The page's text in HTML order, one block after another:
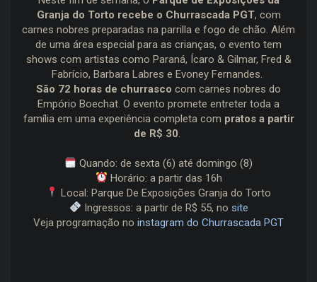
Granja do Torto recebe o Churrascada PGT, com
carnes nobres preparadas na parrilla e fogo de chão. Além
de uma área especial para as crianças, o evento tem
shows com artistas como Paraná, Ícaro & Gilmar, Fred &
Fabrício, Barbara Labres e Evoney Fernandes.
São 72 horas de churrasco com carnes nobres do
Empório Boechat. O evento promete entreter toda a
família em uma experiência completa com pratos a partir
de R$ 30.
Quando: de sexta (6) até domingo (8)
Horário: a partir das 16h
Local: Parque De Exposições Granja do Torto
Ingressos: a partir de R$ 55, no site
Veja programação no instagram do Churrascada PGT